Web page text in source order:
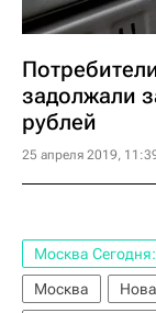
задолжали
рублей
25 апреля 2019,
Москва
Москва